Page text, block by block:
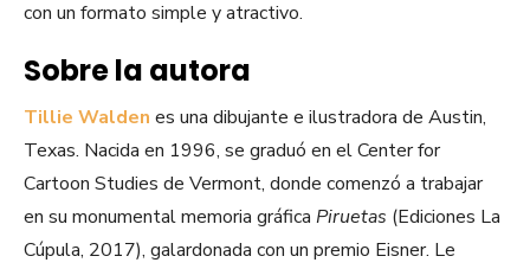
con un formato simple y atractivo.
Sobre la autora
Tillie Walden es una dibujante e ilustradora de Austin,
Texas. Nacida en 1996, se graduó en el Center for
Cartoon Studies de Vermont, donde comenzó a trabajar
en su monumental memoria gráfica Piruetas (Ediciones La
Cúpula, 2017), galardonada con un premio Eisner. Le